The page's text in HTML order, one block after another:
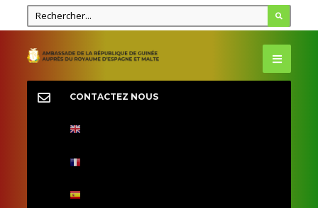
CONTACTEZ NOUS